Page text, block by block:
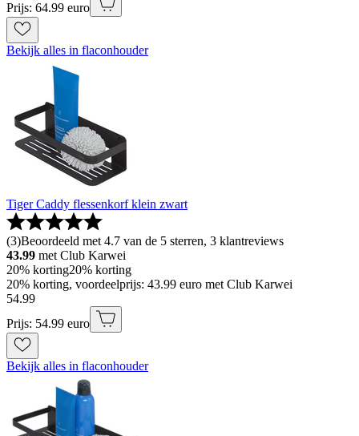
Prijs: 64.99 euro
Bekijk alles in flaconhouder
Tiger Caddy flessenkorf klein zwart
(3)Beoordeeld met 4.7 van de 5 sterren, 3 klantreviews
43.99 met Club Karwei
20% korting20% korting
20% korting, voordeelprijs: 43.99 euro met Club Karwei
54.99
Prijs: 54.99 euro
Bekijk alles in flaconhouder